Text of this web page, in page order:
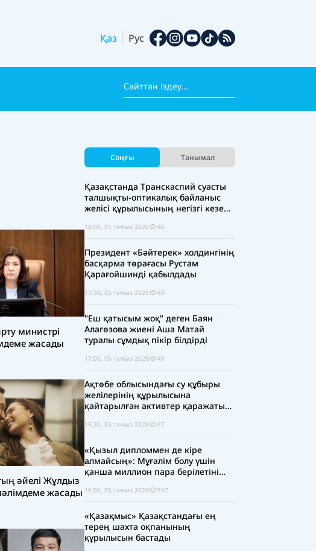
Қаз Рус
министрі
жасады
әйелі Жұлдыз
жасады
Соңғы Танымал
Қазақстанда Транскаспий суасты
талшықты-оптикалық байланыс
желісі құрылысының негізгі кезеңі
18:00, 05 тамыз 2026 46
Президент «Бәйтерек» холдингінің
басқарма төрағасы Рустам
Қарағойшинді қабылдады
17:30, 05 тамыз 2026 43
"Еш қатысым жоқ" деген Баян
Алагөзова жиені Аша Матай
туралы сұмдық пікір білдірді
17:00, 05 тамыз 2026 49
Ақтөбе облысындағы су құбыры
желілерінің құрылысына
қайтарылған активтер қаражаты
16:30, 05 тамыз 2026 77
«Қызыл дипломмен де кіре
алмайсың»: Мұғалім болу үшін
қанша миллион пара берілетіні
16:00, 05 тамыз 2026 747
«Қазақмыс» Қазақстандағы ең
терең шахта оқпанының
құрылысын бастады